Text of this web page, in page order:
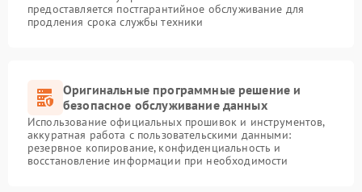
предоставляется постгарантийное обслуживание для
продления срока службы техники
Оригинальные программные решение и
безопасное обслуживание данных
Использование официальных прошивок и инструментов,
аккуратная работа с пользовательскими данными:
резервное копирование, конфиденциальность и
восстановление информации при необходимости